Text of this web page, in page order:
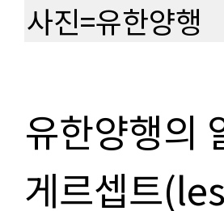
사진=유한양행
유한양행의
게르셉트